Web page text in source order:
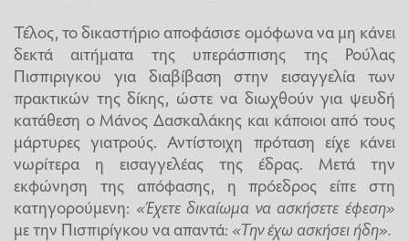
Τέλος, το δικαστήριο αποφάσισε ομόφωνα να μη κάνει
δεκτά αιτήματα της υπεράσπισης της Ρούλας
Πισπιριγκου για διαβίβαση στην εισαγγελία των
πρακτικών της δίκης, ώστε να διωχθούν για ψευδή
κατάθεση ο Μάνος Δασκαλάκης και κάποιοι από τους
μάρτυρες γιατρούς. Αντίστοιχη πρόταση είχε κάνει
νωρίτερα η εισαγγελέας της έδρας. Μετά την
εκφώνηση της απόφασης, η πρόεδρος είπε στη
κατηγορούμενη: «Έχετε δικαίωμα να ασκήσετε έφεση»
με την Πισπιρίγκου να απαντά: «Την έχω ασκήσει ήδη».